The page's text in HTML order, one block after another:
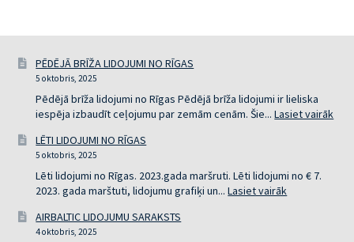
PĒDĒJĀ BRĪŽA LIDOJUMI NO RĪGAS
5 oktobris, 2025
Pēdējā brīža lidojumi no Rīgas Pēdējā brīža lidojumi ir lieliska
iespēja izbaudīt ceļojumu par zemām cenām. Šie...Lasiet vairāk
LĒTI LIDOJUMI NO RĪGAS
5 oktobris, 2025
Lēti lidojumi no Rīgas. 2023.gada maršruti. Lēti lidojumi no € 7.
2023. gada marštuti, lidojumu grafiķi un...Lasiet vairāk
AIRBALTIC LIDOJUMU SARAKSTS
4 oktobris, 2025